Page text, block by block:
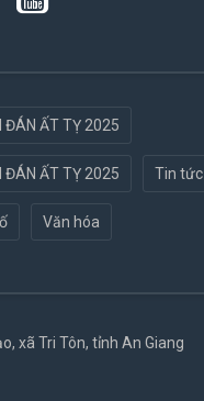
ĐÁN ẤT TỴ 2025
ĐÁN ẤT TỴ 2025 Tin tức
Văn hóa
xã Tri Tôn, tỉnh An Giang